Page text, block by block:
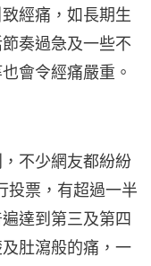
經痛，如長期生
奏過急及一些不
會令經痛嚴重。
不少網友都紛紛
投票，有超過一半
達到第三及第四
肚瀉般的痛，一